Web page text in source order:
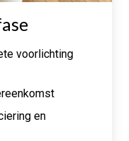
voorlichting
en